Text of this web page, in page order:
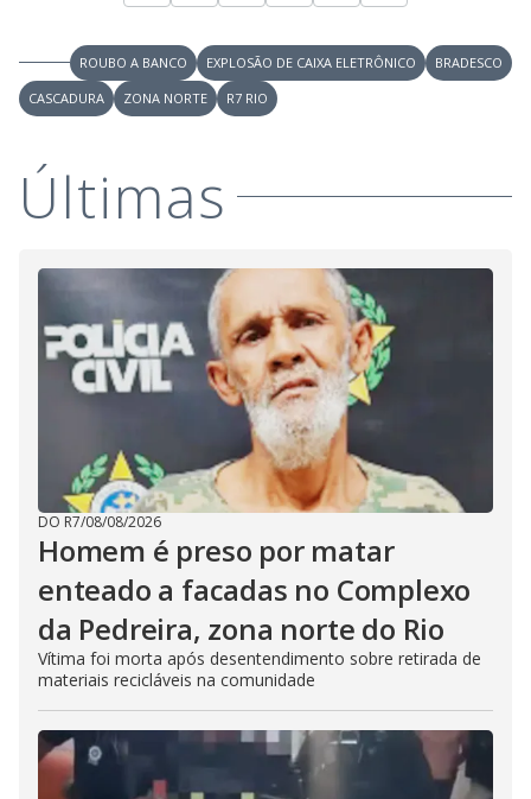
ROUBO A BANCO EXPLOSÃO DE CAIXA ELETRÔNICO
BRADESCO
CASCADURA
ZONA NORTE R7 RIO
Últimas
DO R7/08/08/2026
Homem é preso por matar
enteado a facadas no Complexo
da Pedreira, zona norte do Rio
Vítima foi morta após desentendimento sobre retirada de
materiais recicláveis na comunidade